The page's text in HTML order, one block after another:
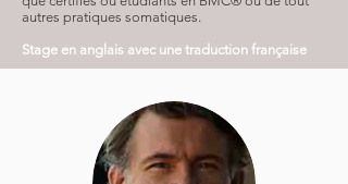
autres pratiques somatiques.
Stage en anglais avec une traduction française